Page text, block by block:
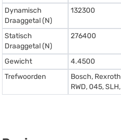
Dynamisch
Draaggetal (N)
132300
Statisch
Draaggetal (N)
276400
Gewicht
4.4500
Trefwoorden
Bosch,
RWD, 045,